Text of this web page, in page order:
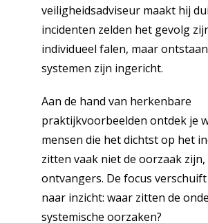
veiligheidsadviseur maakt hij
incidenten zelden het gevolg
individueel falen, maar
systemen zijn ingericht.
Aan de hand van herkenbare
praktijkvoorbeelden ontdek je
mensen die het dichtst op het
zitten vaak niet de oorzaak zijn,
ontvangers. De focus
naar inzicht: waar zitten de
systemische oorzaken?